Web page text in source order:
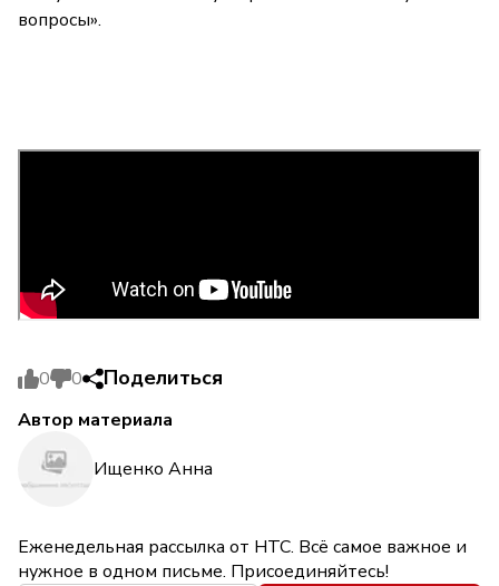
вопросы».
0 0 Поделиться
Автор материала
Ищенко Анна
Еженедельная рассылка от НТС. Всё самое важное и
нужное в одном письме. Присоединяйтесь!